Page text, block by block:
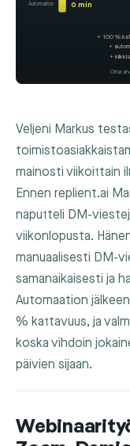
Automation 0 min
+ 100 %
+
+
Oma
Veljeni Markus
mainosti viikoittain
Ennen replient.ai
naputteli DM-
viikonlopusta.
manuaalisesti DM-
samanaikaisesti ja
Automaation
% kattavuus, ja
koska vihdoin
päivien sijaan.